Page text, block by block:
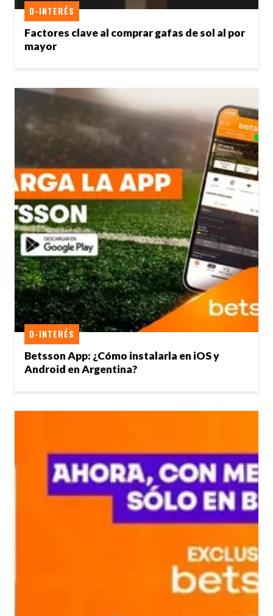
Factores clave al comprar gafas de sol al por
mayor
D-INTERÉS
Betsson App: ¿Cómo instalarla en iOS y
Android en Argentina?
D-INTERÉS